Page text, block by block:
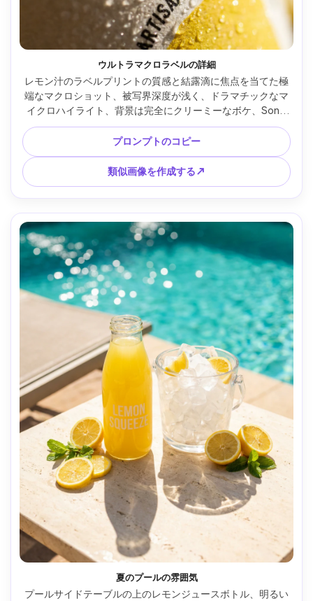
ウルトラマクロラベルの詳細
レモン汁のラベルプリントの質感と結露滴に焦点を当てた極
端なマクロショット、被写界深度が浅く、ドラマチックなマ
イクロハイライト、背景は完全にクリーミーなボケ、Sony
A1で撮影、90mmマクロ、f/4、超リアルな商業ディテール写
真、カミソリのように鋭い --ar 4:5
プロンプトのコピー
類似画像を作成する↗
夏のプールの雰囲気
プールサイドテーブルの上のレモンジュースボトル、明るい